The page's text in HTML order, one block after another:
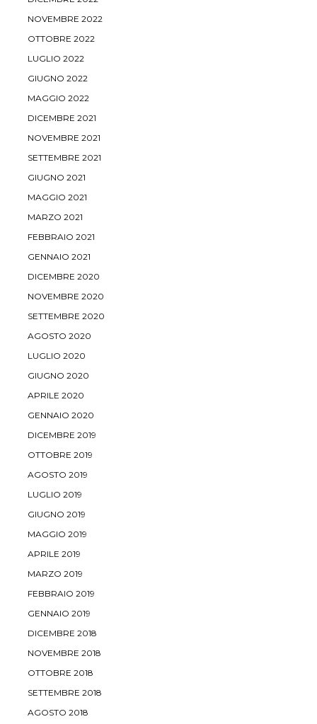
NOVEMBRE 2022
OTTOBRE 2022
LUGLIO 2022
GIUGNO 2022
MAGGIO 2022
DICEMBRE 2021
NOVEMBRE 2021
SETTEMBRE 2021
GIUGNO 2021
MAGGIO 2021
MARZO 2021
FEBBRAIO 2021
GENNAIO 2021
DICEMBRE 2020
NOVEMBRE 2020
SETTEMBRE 2020
AGOSTO 2020
LUGLIO 2020
GIUGNO 2020
APRILE 2020
GENNAIO 2020
DICEMBRE 2019
OTTOBRE 2019
AGOSTO 2019
LUGLIO 2019
GIUGNO 2019
MAGGIO 2019
APRILE 2019
MARZO 2019
FEBBRAIO 2019
GENNAIO 2019
DICEMBRE 2018
NOVEMBRE 2018
OTTOBRE 2018
SETTEMBRE 2018
AGOSTO 2018